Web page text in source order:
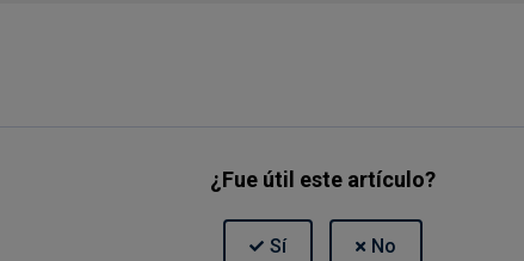
¿Fue útil este artículo?